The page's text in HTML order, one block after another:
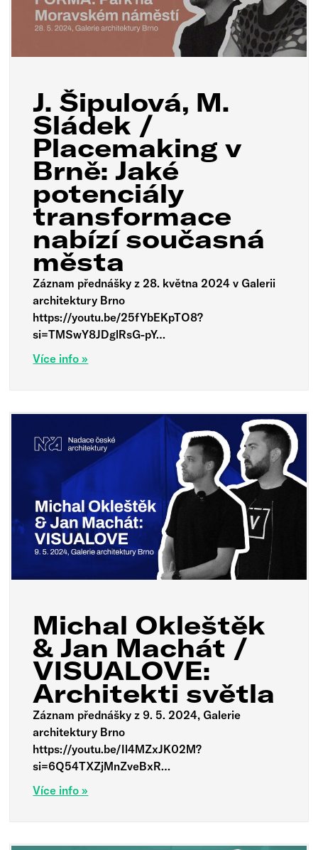
J. Šipulová, M.
Sládek /
Placemaking v
Brně: Jaké
potenciály
transformace
nabízí současná
města
Záznam přednášky z 28. května 2024 v Galerii
architektury Brno
https://youtu.be/25fYbEKpTO8?
si=TMSwY8JDglRsG-pY…
Více info »
Michal Okleštěk
& Jan Machát /
VISUALOVE:
Architekti světla
Záznam přednášky z 9. 5. 2024, Galerie
architektury Brno
https://youtu.be/Il4MZxJK02M?
si=6Q54TXZjMnZveBxR…
Více info »